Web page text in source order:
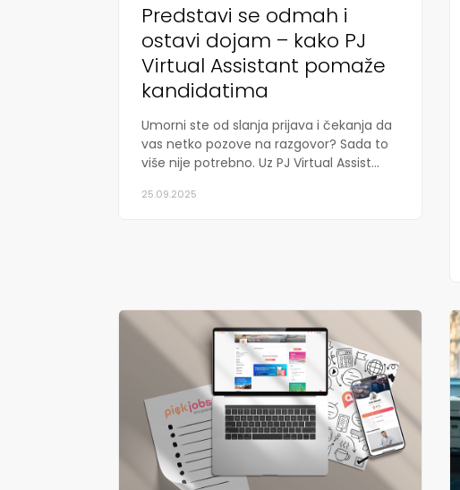
Predstavi se odmah i
ostavi dojam – kako PJ
Virtual Assistant pomaže
kandidatima
Umorni ste od slanja prijava i čekanja da
vas netko pozove na razgovor? Sada to
više nije potrebno. Uz PJ Virtual Assist...
25.09.2025